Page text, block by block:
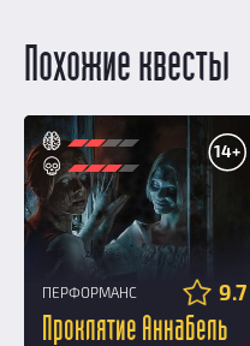
Похожие квесты
14+
ПЕРФОРМАНС 9.7
Проклятие Аннабель